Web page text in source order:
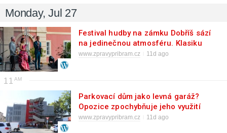
Monday, Jul 27
Festival hudby na zámku Dobříš sází
na jedinečnou atmosféru. Klasiku
propojí s dalšími žánry i rodinným
www.zpravypribram.cz 11d ago
11
Parkovací dům jako levná garáž?
Opozice zpochybňuje jeho využití
www.zpravypribram.cz 11d ago